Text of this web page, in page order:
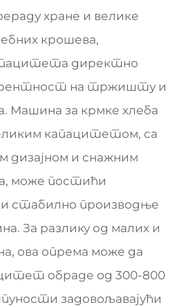
хране и велике
крошева,
директно
на тржишту и
Машина за крмке хлеба
капацитетом, са
дизајном и снажним
може постићи
стабилно производње
За разлику од малих и
ова опрема може да
обраде од 300-800
задовољавајући